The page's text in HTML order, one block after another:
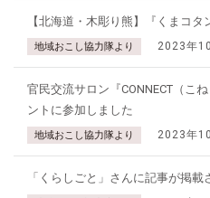
【北海道・木彫り熊】『くまコタ
地域おこし協力隊より 2023年
官民交流サロン『CONNECT（こ
ントに参加しました
地域おこし協力隊より 2023年
「くらしごと」さんに記事が掲載